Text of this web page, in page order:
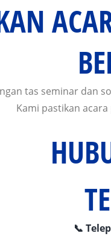
tas seminar
Kami pastikan
📞